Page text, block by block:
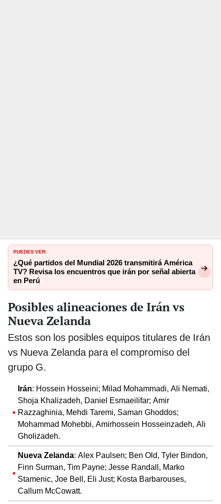
PUEDES VER:
¿Qué partidos del Mundial 2026 transmitirá América
TV? Revisa los encuentros que irán por señal abierta
en Perú
Posibles alineaciones de Irán vs
Nueva Zelanda
Estos son los posibles equipos titulares de Irán
vs Nueva Zelanda para el compromiso del
grupo G.
Irán: Hossein Hosseini; Milad Mohammadi, Ali Nemati,
Shoja Khalizadeh, Daniel Esmaeilifar; Amir
Razzaghinia, Mehdi Taremi, Saman Ghoddos;
Mohammad Mohebbi, Amirhossein Hosseinzadeh, Ali
Gholizadeh.
Nueva Zelanda: Alex Paulsen; Ben Old, Tyler Bindon,
Finn Surman, Tim Payne; Jesse Randall, Marko
Stamenic, Joe Bell, Eli Just; Kosta Barbarouses,
Callum McCowatt.